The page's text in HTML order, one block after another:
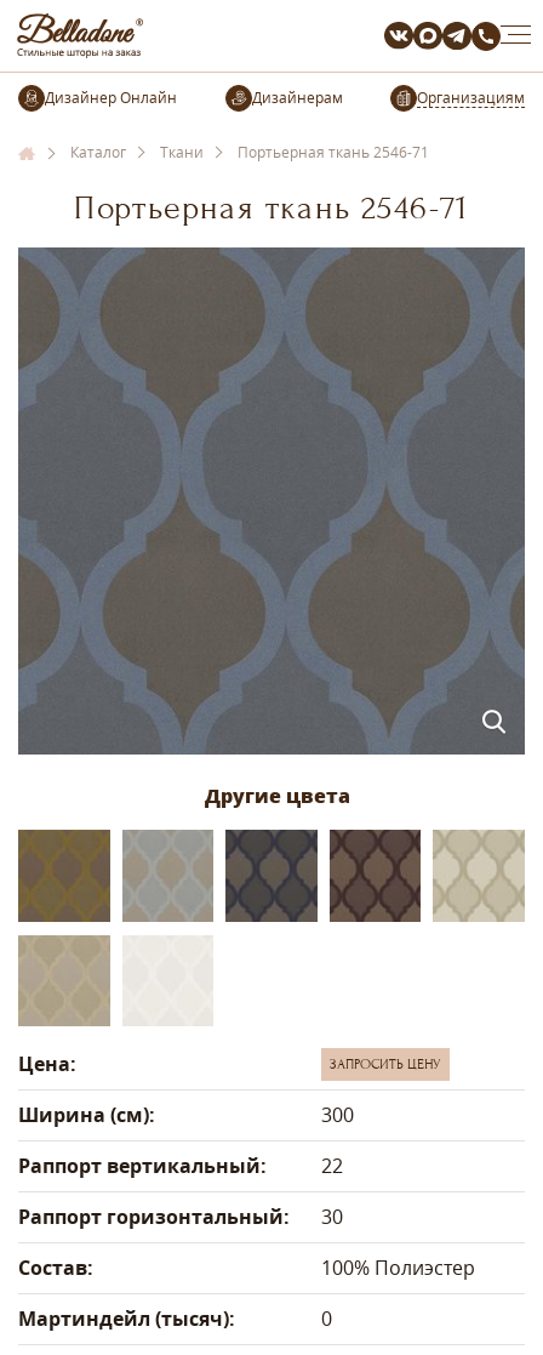
Организациям
Каталог Ткани Портьерная ткань 2546-71
Портьерная ткань 2546-71
Цена: ЗАПРОСИТЬ ЦЕНУ
Ширина (см):
300
Раппорт вертикальный:
22
Раппорт горизонтальный:
30
Состав:
100% Полиэстер
Мартиндейл (тысяч):
0